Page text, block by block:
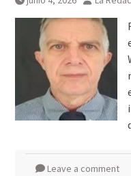
Leave a comment